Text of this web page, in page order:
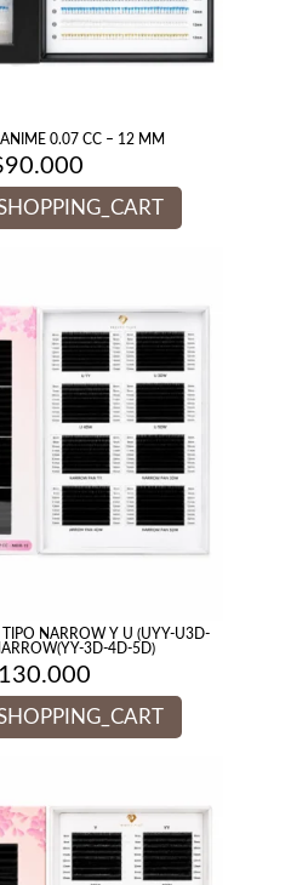
0.07 CC – 12 MM
90.000
TIPO NARROW Y U (UYY-U3D-
3D-4D-5D)
130.000